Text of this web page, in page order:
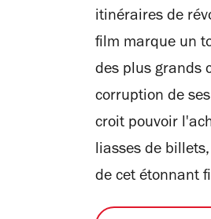
itinéraires de
film marque un
des plus grands
corruption de
croit pouvoir
liasses de
de cet étonnant